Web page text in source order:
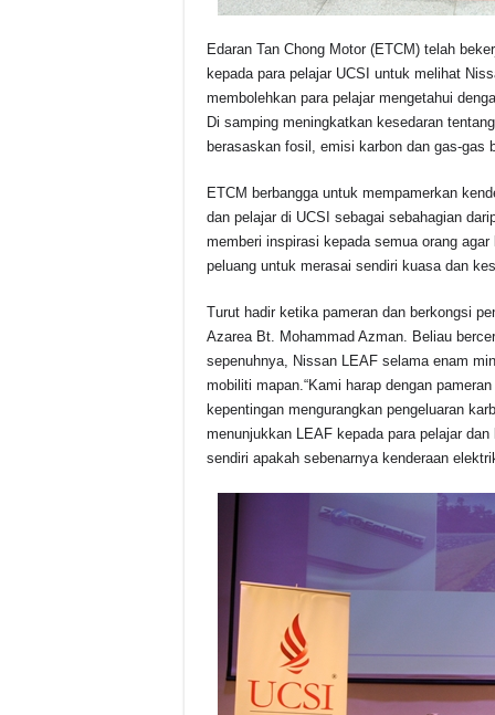
Edaran Tan Chong Motor (ETCM) telah
kepada para pelajar UCSI untuk melihat
membolehkan para pelajar mengetahui
Di samping meningkatkan kesedaran
berasaskan fosil, emisi karbon dan gas-gas
ETCM berbangga untuk mempamerkan
dan pelajar di UCSI sebagai sebahagian
memberi inspirasi kepada semua orang
peluang untuk merasai sendiri kuasa dan
Turut hadir ketika pameran dan berkongsi
Azarea Bt. Mohammad Azman. Beliau
sepenuhnya, Nissan LEAF selama enam
mobiliti mapan.“Kami harap dengan
kepentingan mengurangkan pengeluaran
menunjukkan LEAF kepada para pelajar
sendiri apakah sebenarnya kenderaan